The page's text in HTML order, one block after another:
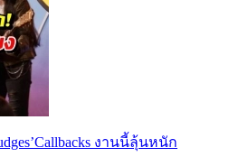
งานนี้ลุ้นหนัก